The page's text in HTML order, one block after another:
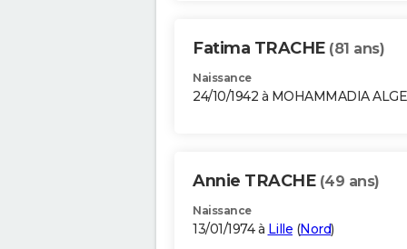
Fatima TRACHE (81 ans)
Naissance
24/10/1942 à MOHAMMADIA
Annie TRACHE (49 ans)
Naissance
13/01/1974 à Lille (Nord)